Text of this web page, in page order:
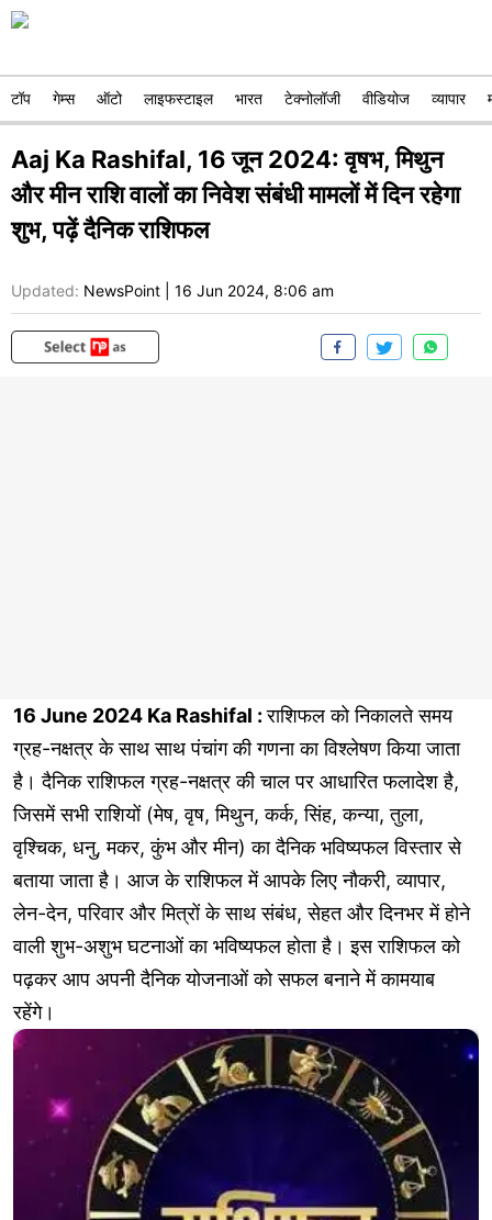
टॉप गेम्स ऑटो लाइफस्टाइल भारत टेक्नोलॉजी वीडियोज व्यापार
Aaj Ka Rashifal, 16 जून 2024: वृषभ, मिथुन
और मीन राशि वालों का निवेश संबंधी मामलों में दिन रहेगा
शुभ, पढ़ें दैनिक राशिफल
Updated: NewsPoint 16 Jun 2024, 8:06 am
16 June 2024 Ka Rashifal :राशिफल को निकालते समय
ग्रह-नक्षत्र के साथ साथ पंचांग की गणना का विश्लेषण किया जाता
है। दैनिक राशिफल ग्रह-नक्षत्र की चाल पर आधारित फलादेश है,
जिसमें सभी राशियों (मेष, वृष, मिथुन, कर्क, सिंह, कन्या, तुला,
वृश्चिक, धनु, मकर, कुंभ और मीन) का दैनिक भविष्यफल विस्तार से
बताया जाता है। आज के राशिफल में आपके लिए नौकरी, व्यापार,
लेन-देन, परिवार और मित्रों के साथ संबंध, सेहत और दिनभर में होने
वाली शुभ-अशुभ घटनाओं का भविष्यफल होता है। इस राशिफल को
पढ़कर आप अपनी दैनिक योजनाओं को सफल बनाने में कामयाब
रहेंगे।